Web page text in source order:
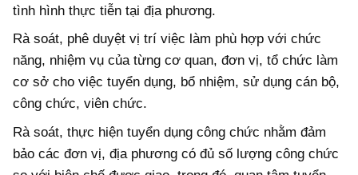
tình hình thực tiễn tại địa phương.
Rà soát, phê duyệt vị trí việc làm phù hợp với chức
năng, nhiệm vụ của từng cơ quan, đơn vị, tổ chức làm
cơ sở cho việc tuyển dụng, bổ nhiệm, sử dụng cán bộ,
công chức, viên chức.
Rà soát, thực hiện tuyển dụng công chức nhằm đảm
bảo các đơn vị, địa phương có đủ số lượng công chức